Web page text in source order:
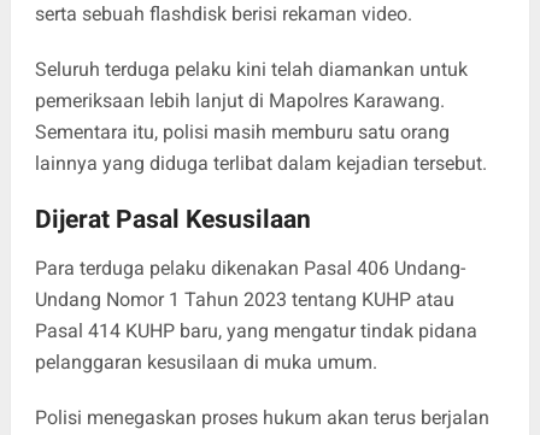
serta sebuah flashdisk berisi rekaman video.
Seluruh terduga pelaku kini telah diamankan untuk
pemeriksaan lebih lanjut di Mapolres Karawang.
Sementara itu, polisi masih memburu satu orang
lainnya yang diduga terlibat dalam kejadian tersebut.
Dijerat Pasal Kesusilaan
Para terduga pelaku dikenakan Pasal 406 Undang-
Undang Nomor 1 Tahun 2023 tentang KUHP atau
Pasal 414 KUHP baru, yang mengatur tindak pidana
pelanggaran kesusilaan di muka umum.
Polisi menegaskan proses hukum akan terus berjalan